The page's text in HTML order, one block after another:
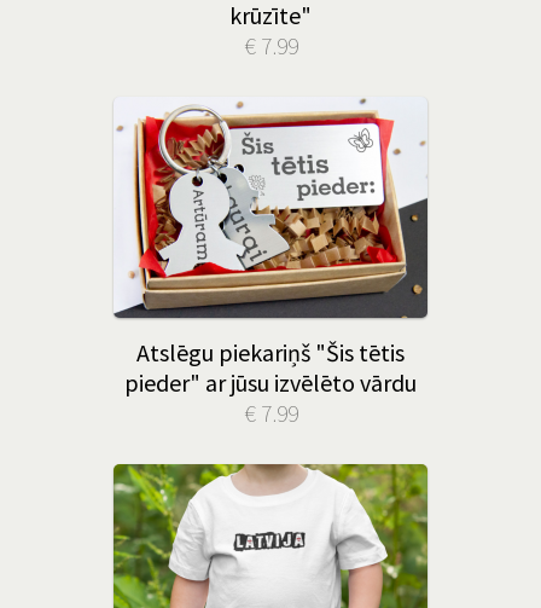
krūzīte"
€ 7.99
Atslēgu piekariņš "Šis tētis
pieder" ar jūsu izvēlēto vārdu
€ 7.99